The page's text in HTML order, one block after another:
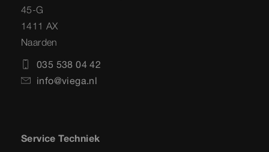
45-G
1411 AX
Naarden
035 538 04 42
info@viega.nl
Service Techniek